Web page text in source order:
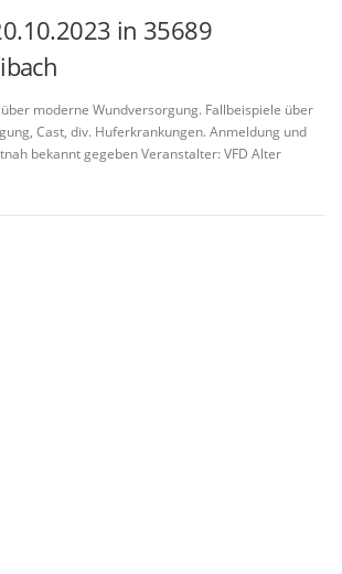
in 35689
moderne Wundversorgung. Fallbeispiele über
Cast, div. Huferkrankungen. Anmeldung und
bekannt gegeben Veranstalter: VFD Alter